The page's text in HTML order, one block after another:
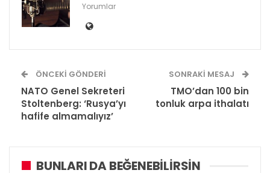
Yorumlar
ÖNCEKI GÖNDERI
NATO Genel Sekreteri
Stoltenberg: ‘Rusya’yı
hafife almamalıyız’
SONRAKI MESAJ
TMO’dan 100 bin
tonluk arpa ithalatı
BUNLARI DA BEĞENEBILIRSIN